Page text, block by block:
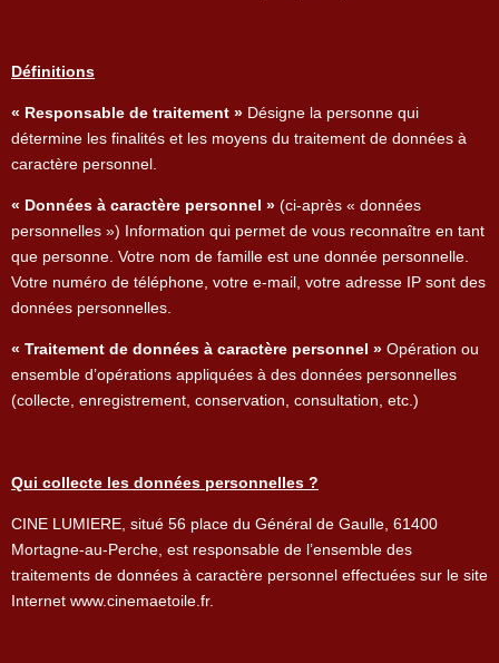
Définitions
« Responsable de traitement » Désigne la personne qui
détermine les finalités et les moyens du traitement de données à
caractère personnel.
« Données à caractère personnel » (ci-après « données
personnelles ») Information qui permet de vous reconnaître en tant
que personne. Votre nom de famille est une donnée personnelle.
Votre numéro de téléphone, votre e-mail, votre adresse IP sont des
données personnelles.
« Traitement de données à caractère personnel » Opération ou
ensemble d’opérations appliquées à des données personnelles
(collecte, enregistrement, conservation, consultation, etc.)
Qui collecte les données personnelles ?
CINE LUMIERE, situé 56 place du Général de Gaulle, 61400
Mortagne-au-Perche, est responsable de l’ensemble des
traitements de données à caractère personnel effectuées sur le site
Internet www.cinemaetoile.fr.